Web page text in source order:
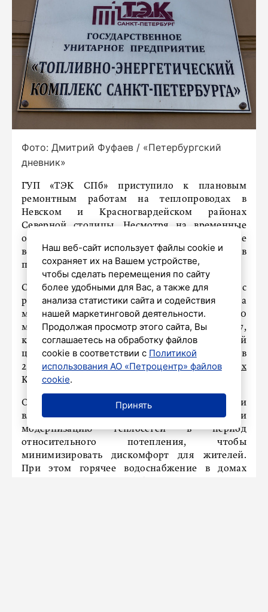
Фото: Дмитрий Фуфаев / «Петербургский
дневник»
ГУП «ТЭК СПб» приступило к плановым
ремонтным работам на теплопроводах в
Невском и Красногвардейском районах
Северной столицы. Несмотря на временные
ограничения подачи отопления, горячее
водоснабжение потребителей сохраняется в
полном объеме.
Специалисты «ТЭКа» по согласованию с
районными администрациями ведут работы на
магистральном трубопроводе диаметром 700
мм по адресу: улица Латышских Стрелков, 7,
корпус 1. В результате этих мероприятий
центральное отопление пришлось ограничить в
256 зданиях Невского района и на 282объектах
Красногвардейского района.
Однако, по согласованию с районными
властями, было принято решение провести
модернизацию теплосетей в период
относительного потепления, чтобы
минимизировать дискомфорт для жителей.
При этом горячее водоснабжение в домах
Наш веб-сайт использует файлы cookie и
сохраняет их на Вашем устройстве,
чтобы сделать перемещения по сайту
более удобными для Вас, а также для
анализа статистики сайта и содействия
нашей маркетинговой деятельности.
Продолжая просмотр этого сайта, Вы
соглашаетесь на обработку файлов
cookie в соответствии с Политикой
использования АО «Петроцентр» файлов
cookie.
Принять